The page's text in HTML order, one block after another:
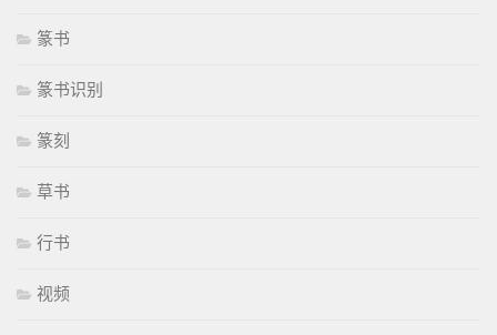
篆书
篆书识别
篆刻
草书
行书
视频